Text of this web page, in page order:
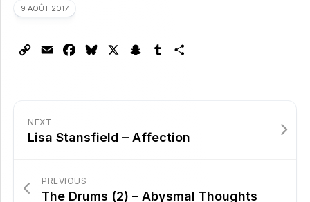
9 AOÛT 2017
Copy Email FacebookBluesky Snapchat
Tumblr
NEXT
Lisa Stansfield – Affection
PREVIOUS
The Drums (2) – Abysmal Thoughts